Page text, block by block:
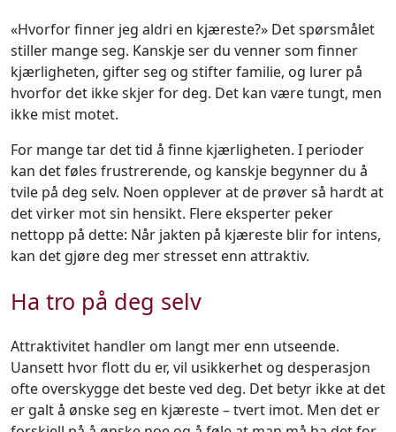
«Hvorfor finner jeg aldri en kjæreste?» Det spørsmålet
stiller mange seg. Kanskje ser du venner som finner
kjærligheten, gifter seg og stifter familie, og lurer på
hvorfor det ikke skjer for deg. Det kan være tungt, men
ikke mist motet.
For mange tar det tid å finne kjærligheten. I perioder
kan det føles frustrerende, og kanskje begynner du å
tvile på deg selv. Noen opplever at de prøver så hardt at
det virker mot sin hensikt. Flere eksperter peker
nettopp på dette: Når jakten på kjæreste blir for intens,
kan det gjøre deg mer stresset enn attraktiv.
Ha tro på deg selv
Attraktivitet handler om langt mer enn utseende.
Uansett hvor flott du er, vil usikkerhet og desperasjon
ofte overskygge det beste ved deg. Det betyr ikke at det
er galt å ønske seg en kjæreste – tvert imot. Men det er